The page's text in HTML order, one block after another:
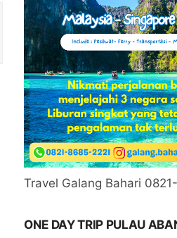
Travel Galang Bahari
ONE DAY TRIP PULAU